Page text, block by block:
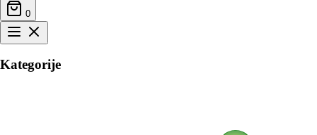
0
Kategorije